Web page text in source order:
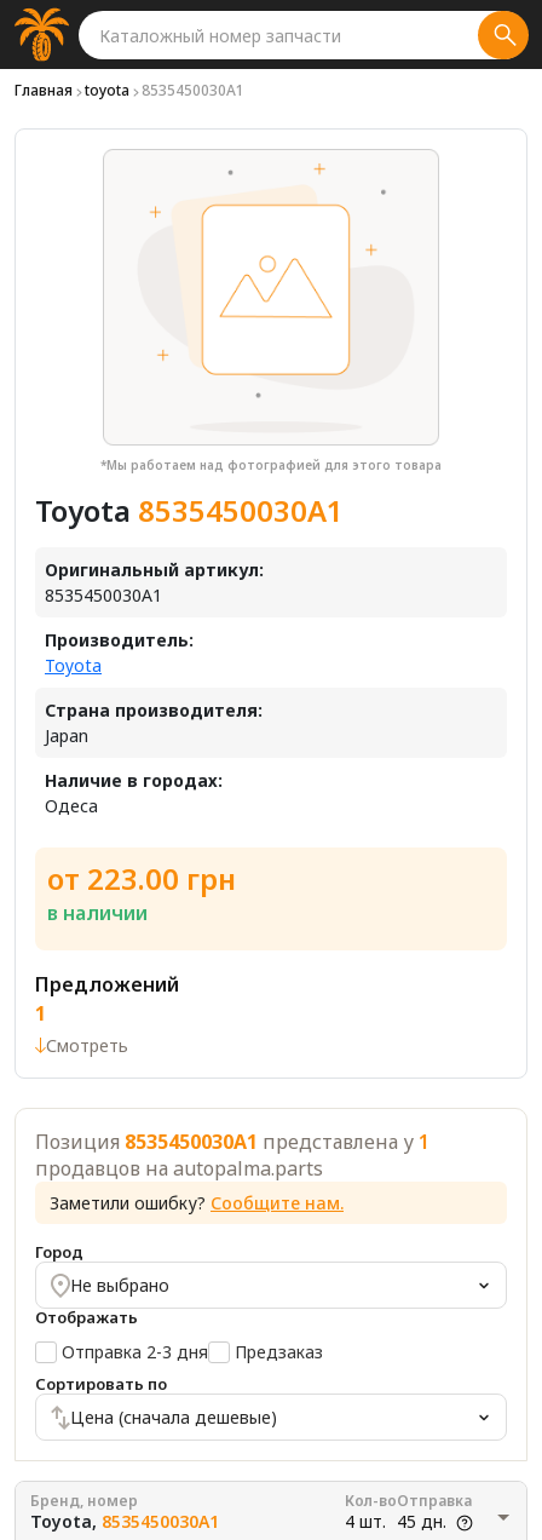
Главная toyota 8535450030A1
*Мы работаем над фотографией для этого товара
Toyota 8535450030A1
Оригинальный артикул:
8535450030A1
Производитель:
Toyota
Страна производителя:
Japan
Наличие в городах:
Одеса
от 223.00 грн
в наличии
Предложений
1
Смотреть
Позиция 8535450030A1 представлена у 1
продавцов на autopalma.parts
Заметили ошибку? Сообщите нам.
Город
Не выбрано
Отображать
Отправка 2-3 дня Предзаказ
Сортировать по
Цена (сначала дешевые)
Бренд, номер
Toyota, 8535450030A1
Кол-во
4 шт.
Отправка
45 дн.